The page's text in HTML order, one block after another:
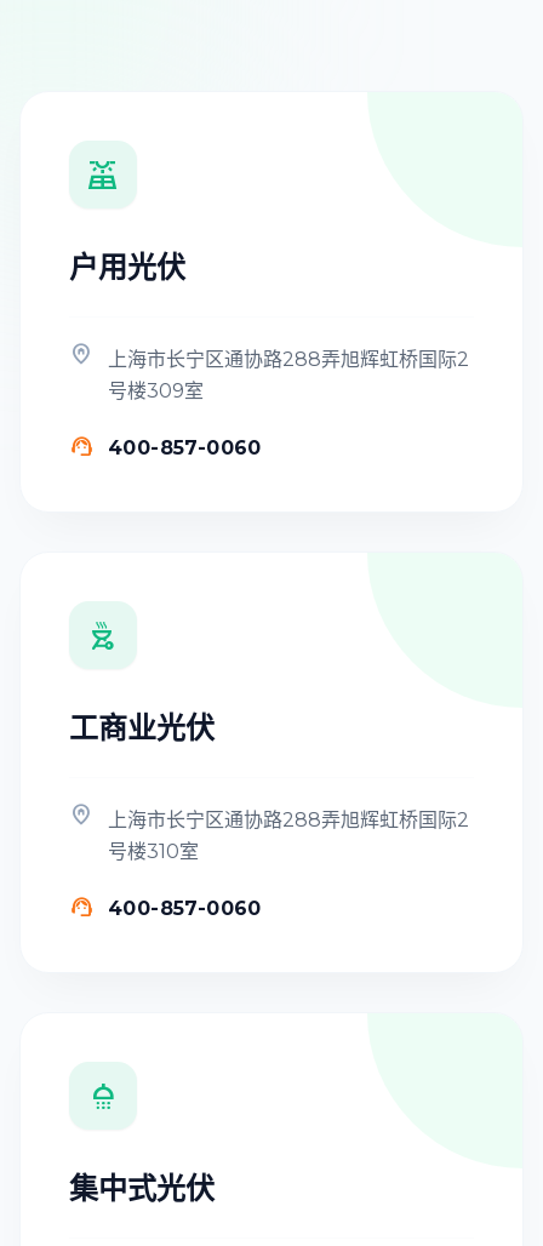

户用光伏

上海市长宁区通协路288弄旭辉虹桥国际2
号楼309室
 400-857-0060

工商业光伏

上海市长宁区通协路288弄旭辉虹桥国际2
号楼310室
 400-857-0060

集中式光伏